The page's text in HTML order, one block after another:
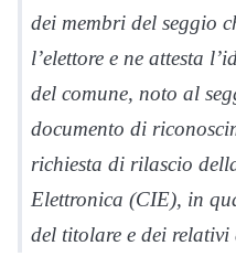
dei membri del seggio
l’elettore e ne attesta
del comune, noto al
documento di
richiesta di rilascio
Elettronica (CIE), in
del titolare e dei